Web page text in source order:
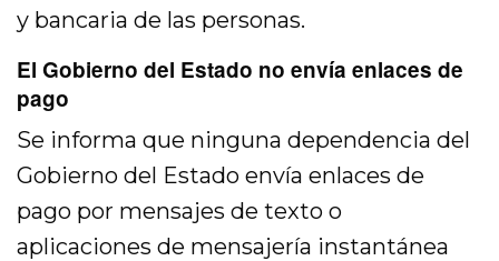
y bancaria de las personas.
El Gobierno del Estado no envía enlaces de
pago
Se informa que ninguna dependencia del
Gobierno del Estado envía enlaces de
pago por mensajes de texto o
aplicaciones de mensajería instantánea